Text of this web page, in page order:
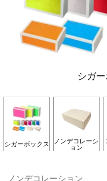
シガ
シガーボックス ノンデコレーシ
ョン
ノンデコレーション